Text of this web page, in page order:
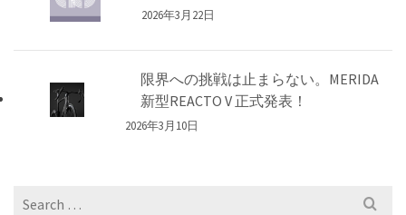
2026年3月22日
限界への挑戦は止まらない。MERIDA
新型REACTO V 正式発表！
2026年3月10日
Search